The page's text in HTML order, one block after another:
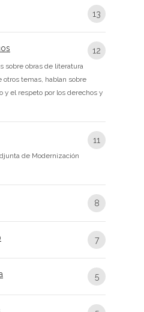
13
12
sobre obras de literatura
temas, hablan sobre
y el respeto por los derechos y
11
de Modernización
8
7
5